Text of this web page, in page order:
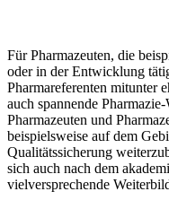
Für Pharmazeuten, die
oder in der Entwicklung
Pharmareferenten mitunter
auch spannende
Pharmazeuten und
beispielsweise auf dem
Qualitätssicherung
sich auch nach dem
vielversprechende